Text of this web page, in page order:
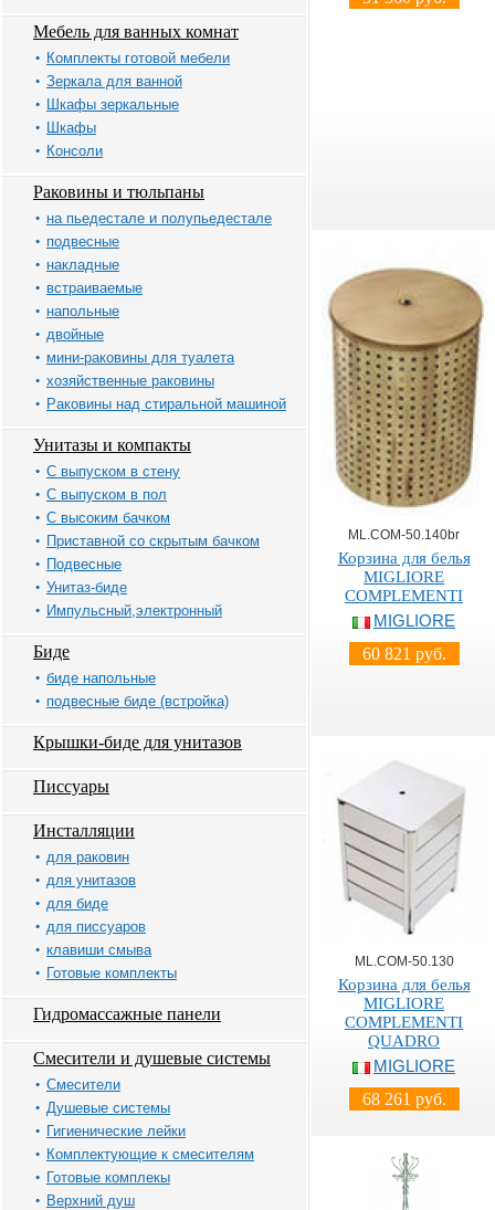
Мебель для ванных комнат
Комплекты готовой мебели
Зеркала для ванной
Шкафы зеркальные
Шкафы
Консоли
Раковины и тюльпаны
на пьедестале и полупьедестале
подвесные
накладные
встраиваемые
напольные
двойные
мини-раковины для туалета
хозяйственные раковины
Раковины над стиральной машиной
Унитазы и компакты
С выпуском в стену
С выпуском в пол
С высоким бачком
Приставной со скрытым бачком
Подвесные
Унитаз-биде
Импульсный,электронный
Биде
биде напольные
подвесные биде (встройка)
Крышки-биде для унитазов
Писсуары
Инсталляции
для раковин
для унитазов
для биде
для писсуаров
клавиши смыва
Готовые комплекты
Гидромассажные панели
Смесители и душевые системы
Смесители
Душевые системы
Гигиенические лейки
Комплектующие к смесителям
Готовые комплекы
Верхний душ
ML.COM-50.140br
Корзина для белья
MIGLIORE
COMPLEMENTI
MIGLIORE
60 821 руб.
ML.COM-50.130
Корзина для белья
MIGLIORE
COMPLEMENTI
QUADRO
MIGLIORE
68 261 руб.